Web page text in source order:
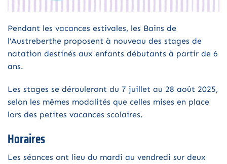
Pendant les vacances estivales, les Bains de
l’Austreberthe proposent à nouveau des stages de
natation destinés aux enfants débutants à partir de 6
ans.
Les stages se dérouleront du 7 juillet au 28 août 2025,
selon les mêmes modalités que celles mises en place
lors des petites vacances scolaires.
Horaires
Les séances ont lieu du mardi au vendredi sur deux